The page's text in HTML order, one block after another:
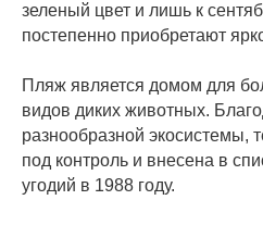
зеленый цвет и лишь к
постепенно приобретают
Пляж является домом для
видов диких животных.
разнообразной экосистемы,
под контроль и внесена в
угодий в 1988 году.